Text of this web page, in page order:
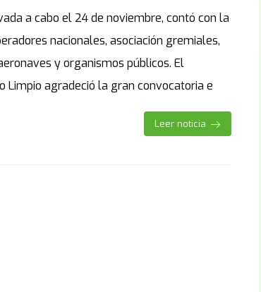
a cabo el 24 de noviembre, contó con la
nacionales, asociación gremiales,
y organismos públicos. El
Limpio agradeció la gran convocatoria e
Leer noticia